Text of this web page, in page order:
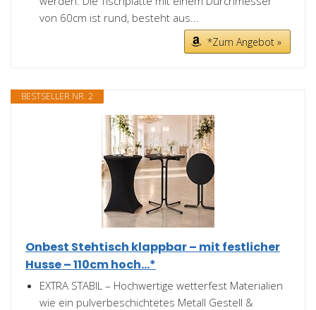
von 60cm ist rund, besteht aus...
*Zum Angebot »
BESTSELLER NR. 2
Onbest Stehtisch klappbar – mit festlicher
Husse – 110cm hoch...*
EXTRA STABIL – Hochwertige wetterfest Materialien
wie ein pulverbeschichtetes Metall Gestell &